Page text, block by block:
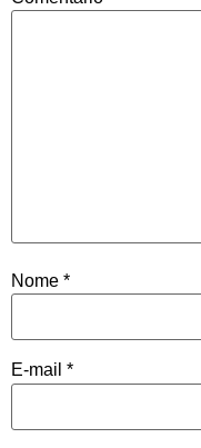
Nome *
E-mail *